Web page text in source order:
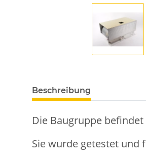
Beschreibung
Die Baugruppe
Sie wurde getestet